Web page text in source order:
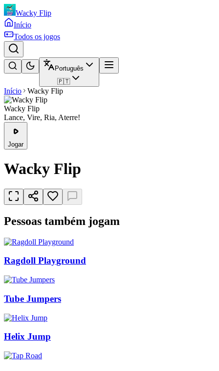
Wacky Flip
Início
Todos os jogos
Português
🇵🇹
Início Wacky Flip
Wacky Flip
Lance, Vire, Ria, Aterre!
Jogar
Wacky Flip
Pessoas também jogam
Ragdoll Playground
Tube Jumpers
Helix Jump